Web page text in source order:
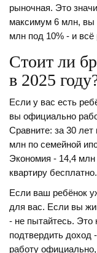
рыночная. Это
максимум 6 млн, вы
млн под 10% - и
Стоит ли
в 2025
Если у вас есть
вы официально
Сравните: за 30
млн по семейной
Экономия - 14,4
квартиру бесплатно.
Если ваш ребёнок
для вас. Если вы
- не пытайтесь. Это
подтвердить доход
работу